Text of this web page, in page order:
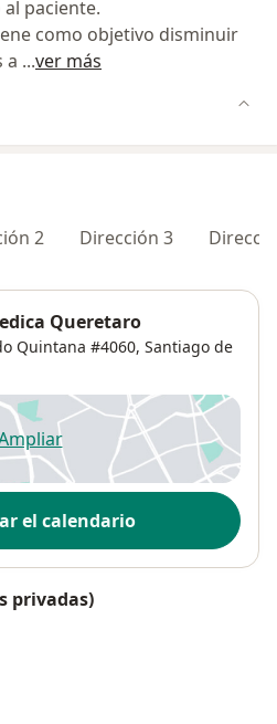
paciente.
como objetivo disminuir
a ...ver más
2 Dirección 3
Queretaro
Quintana #4060, Santiago de
se abre en una nueva
el calendario
privadas)